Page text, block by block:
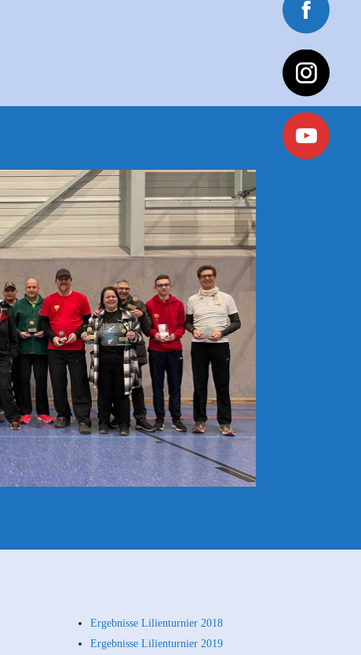
Ergebnisse Lilienturnier 2018
Ergebnisse Lilienturnier 2019